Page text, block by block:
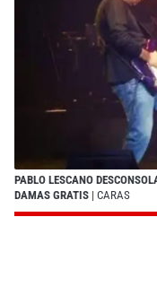
PABLO LESCANO
DAMAS GRATIS | CARAS